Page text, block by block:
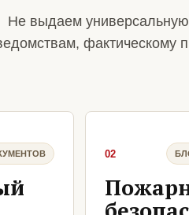
Не выдаем
фактическому
02